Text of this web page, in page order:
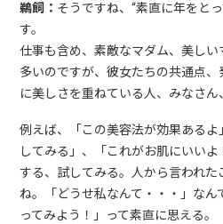
鵜飼： そうですね、“素直に年をと
す。
仕事も含め、素敵なマダム、美し
多いのですが、彼女たちの共通点
に美しさを重ねている人、みなさん
例えば、「この美容法が効果ある
してみる」、「これがお肌にいい
する、試してみる。人から言われた
ね。「どうせ私なんて・・・」なん
ってみよう！」って素直に思える。